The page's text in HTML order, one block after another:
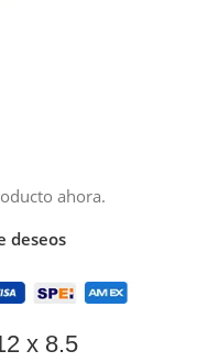
ahora.
deseos
x 8.5